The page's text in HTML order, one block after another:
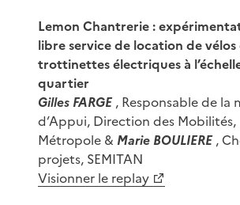
Lemon Chantrerie :
libre service de location de
trottinettes électriques à
quartier
Gilles FARGE , Responsable de la
d’Appui, Direction des Mobilités,
Métropole & Marie BOULIERE ,
projets, SEMITAN
Visionner le replay